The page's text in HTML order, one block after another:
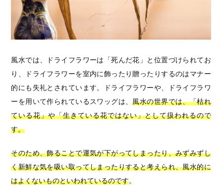
風水では、ドライフラワーは「死んだ花」と位置づけられてお
り、ドライフラワーを室内に飾ったり贈ったりするのはマナー
的にも失礼とされています。ドライフラワーや、ドライフラワ
ーを用いて作られているスワッグは、風水の世界では、「枯れ
ている花」や「生きている花ではない」として扱われるので
す。
そのため、飾ることで運気が下がってしまったり、みずみずし
く新鮮な気を吸い取ってしまったりすると考えられ、風水的に
はよくないものといわれているのです。